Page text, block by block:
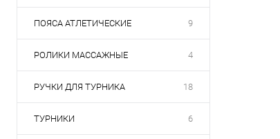
ПОЯСА АТЛЕТИЧЕСКИЕ 9
РОЛИКИ МАССАЖНЫЕ 4
РУЧКИ ДЛЯ ТУРНИКА 18
ТУРНИКИ 6